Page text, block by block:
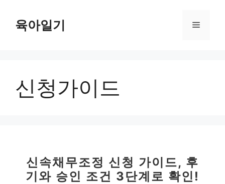
육아일기 메
신청가이드
신속채무조정 신청 가이드, 후
기와 승인 조건 3단계로 확인!